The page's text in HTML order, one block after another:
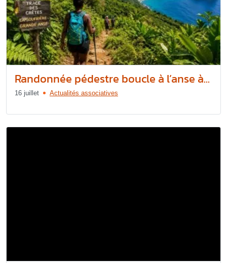
Randonnée pédestre boucle à l’anse à...
16 juillet Actualités associatives